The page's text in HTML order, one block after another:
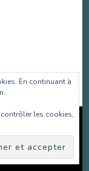
Site réalisé par
En continuant à
les cookies,